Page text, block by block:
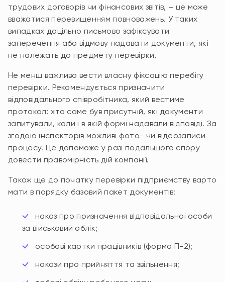
трудових договорів чи фінансових звітів, – це може
вважатися перевищенням повноважень. У таких
випадках доцільно письмово зафіксувати
заперечення або відмову надавати документи, які
не належать до предмету перевірки.
Не менш важливо вести власну фіксацію перебігу
перевірки. Рекомендується призначити
відповідального співробітника, який вестиме
протокол: хто саме був присутній, які документи
запитували, коли і в якій формі надавали відповіді. За
згодою інспекторів можливі фото- чи відеозаписи
процесу. Це допоможе у разі подальшого спору
довести правомірність дій компанії.
Також ще до початку перевірки підприємству варто
мати в порядку базовий пакет документів:
наказ про призначення відповідальної особи
за військовий облік;
особові картки працівників (форма П-2);
накази про прийняття та звільнення;